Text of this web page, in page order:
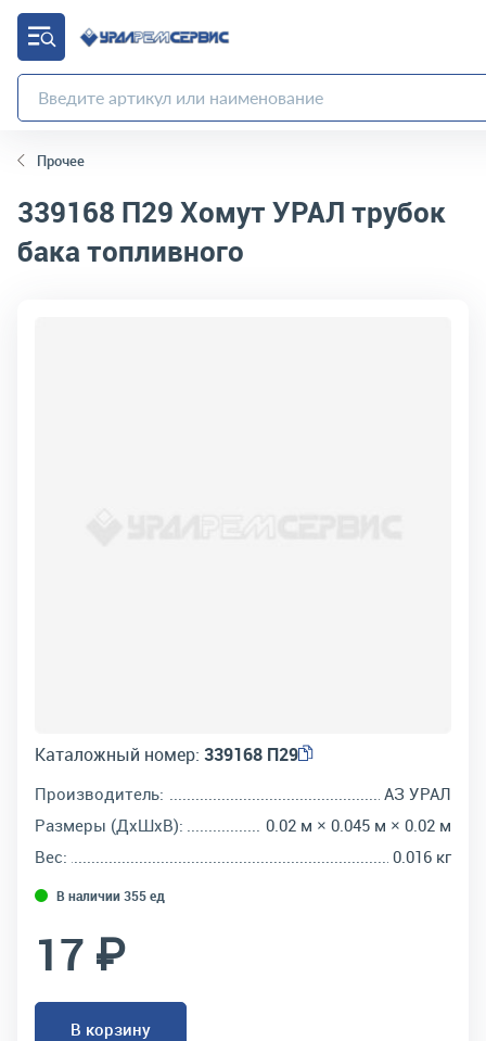
Прочее
339168 П29Хомут УРАЛ трубок
бака топливного
Каталожный номер: 339168 П29
Производитель:
АЗ УРАЛ
Размеры (ДхШхВ):
0.02 м × 0.045 м × 0.02 м
Вес:
0.016 кг
В наличии 355 ед
17 ₽
В корзину